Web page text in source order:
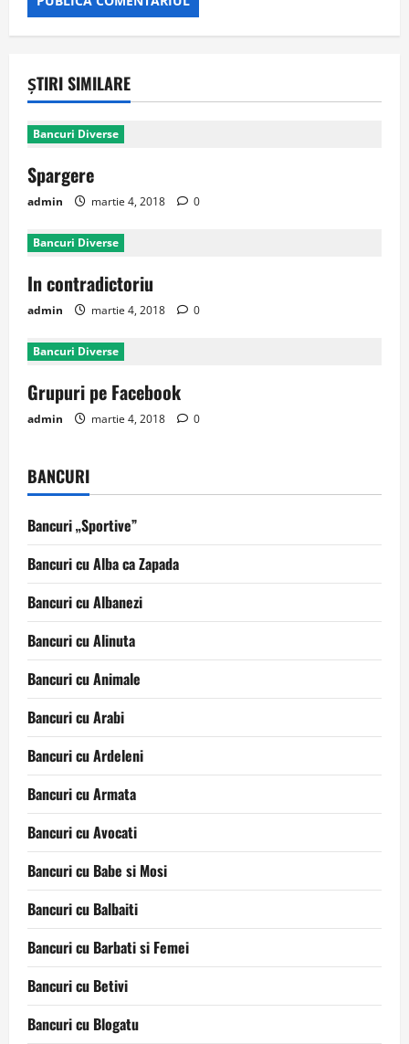
ȘTIRI SIMILARE
Bancuri Diverse
Spargere
admin martie 4, 2018 0
Bancuri Diverse
In contradictoriu
admin martie 4, 2018 0
Bancuri Diverse
Grupuri pe Facebook
admin martie 4, 2018 0
BANCURI
Bancuri „Sportive”
Bancuri cu Alba ca Zapada
Bancuri cu Albanezi
Bancuri cu Alinuta
Bancuri cu Animale
Bancuri cu Arabi
Bancuri cu Ardeleni
Bancuri cu Armata
Bancuri cu Avocati
Bancuri cu Babe si Mosi
Bancuri cu Balbaiti
Bancuri cu Barbati si Femei
Bancuri cu Betivi
Bancuri cu Blogatu